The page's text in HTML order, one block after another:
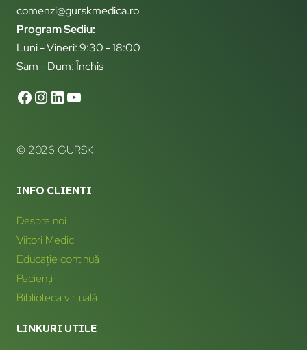
comenzi@gurskmedica.ro
Program Sediu:
Luni - Vineri: 9:30 - 18:00
Sam - Dum: Închis
© 2026 GURSK
INFO CLIENTI
Despre noi
Viitori Medici
Educație continuă
Pacienți
Biblioteca virtuală
LINKURI UTILE